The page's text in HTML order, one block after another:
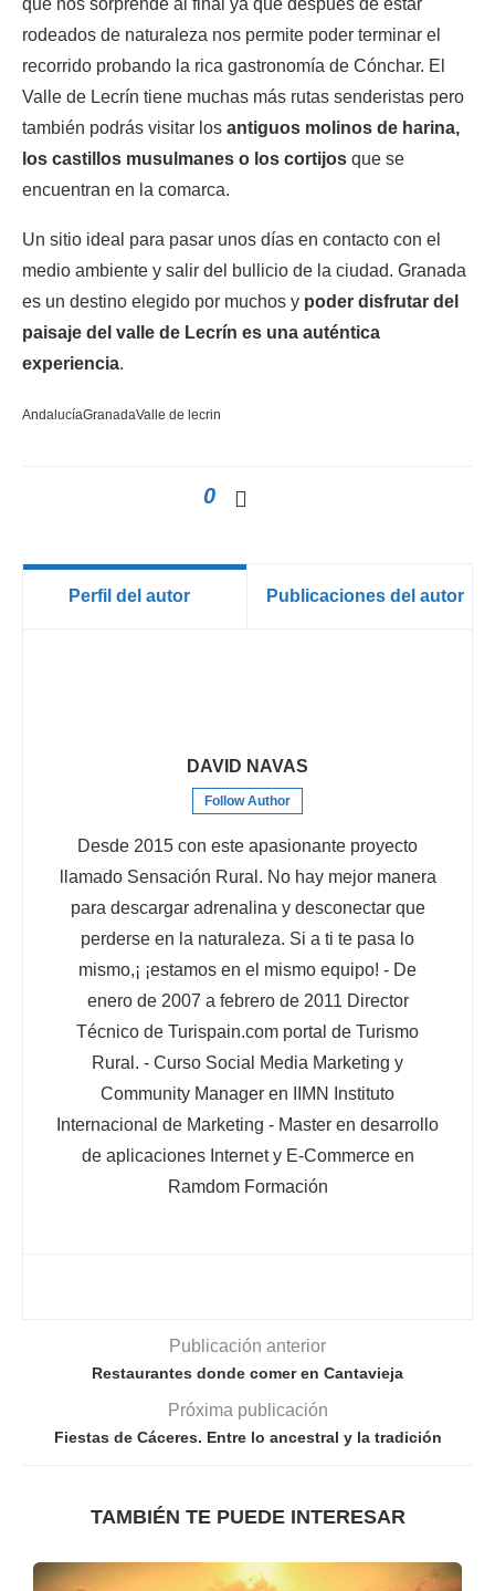
que nos sorprende al final ya que después de estar
rodeados de naturaleza nos permite poder terminar el
recorrido probando la rica gastronomía de Cónchar. El
Valle de Lecrín tiene muchas más rutas senderistas pero
también podrás visitar los antiguos molinos de harina,
los castillos musulmanes o los cortijos que se
encuentran en la comarca.
Un sitio ideal para pasar unos días en contacto con el
medio ambiente y salir del bullicio de la ciudad. Granada
es un destino elegido por muchos y poder disfrutar del
paisaje del valle de Lecrín es una auténtica
experiencia.
AndalucíaGranadaValle de lecrin
0
Perfil del autor Publicaciones del autor
DAVID NAVAS
Follow Author
Desde 2015 con este apasionante proyecto
llamado Sensación Rural. No hay mejor manera
para descargar adrenalina y desconectar que
perderse en la naturaleza. Si a ti te pasa lo
mismo,¡ ¡estamos en el mismo equipo! - De
enero de 2007 a febrero de 2011 Director
Técnico de Turispain.com portal de Turismo
Rural. - Curso Social Media Marketing y
Community Manager en IIMN Instituto
Internacional de Marketing - Master en desarrollo
de aplicaciones Internet y E-Commerce en
Ramdom Formación
Publicación anterior
Restaurantes donde comer en Cantavieja
Próxima publicación
Fiestas de Cáceres. Entre lo ancestral y la tradición
TAMBIÉN TE PUEDE INTERESAR